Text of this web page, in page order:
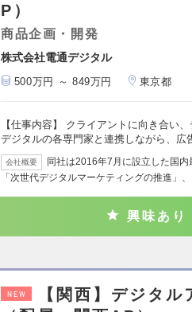
P）
商品企画・開発
株式会社電通デジタル
500万円 ～ 849万円 東京都
【仕事内容】 クライアントに向き合い
デジタルの各専門家と連携しながら、
会社概要
同社は2016年7月に設立した国内
「次世代デジタルマーケティングの推進」
興味あり
NEW
【関西】デジタ